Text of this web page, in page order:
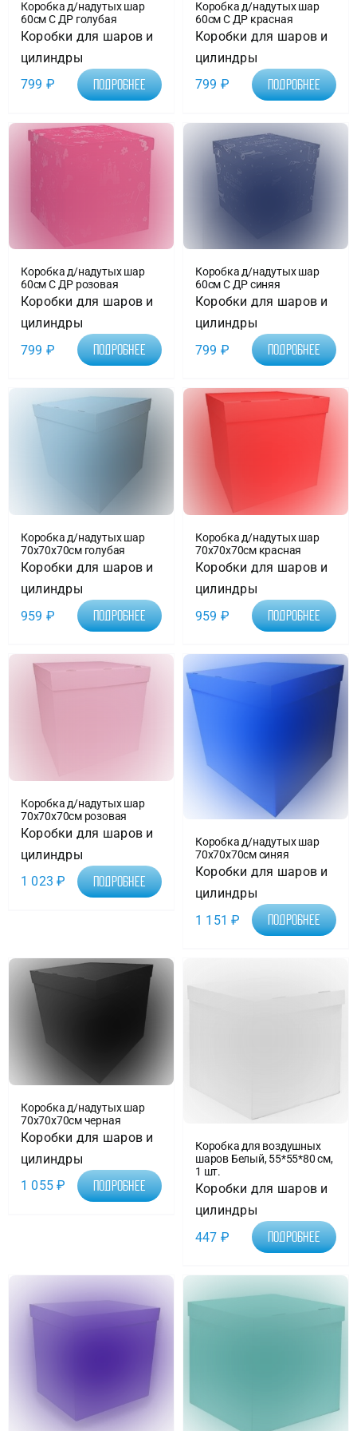
Коробка д/надутых шар
60см С ДР голубая
Коробки для шаров и
цилиндры
799 ₽ Подробнее
Коробка д/надутых шар
60см С ДР красная
Коробки для шаров и
цилиндры
799 ₽ Подробнее
Коробка д/надутых шар
60см С ДР розовая
Коробки для шаров и
цилиндры
799 ₽ Подробнее
Коробка д/надутых шар
60см С ДР синяя
Коробки для шаров и
цилиндры
799 ₽ Подробнее
Коробка д/надутых шар
70х70х70см голубая
Коробки для шаров и
цилиндры
959 ₽ Подробнее
Коробка д/надутых шар
70х70х70см красная
Коробки для шаров и
цилиндры
959 ₽ Подробнее
Коробка д/надутых шар
70х70х70см розовая
Коробки для шаров и
цилиндры
1 023₽ Подробнее
Коробка д/надутых шар
70х70х70см синяя
Коробки для шаров и
цилиндры
1 151₽ Подробнее
Коробка д/надутых шар
70х70х70см черная
Коробки для шаров и
цилиндры
1 055₽ Подробнее
Коробка для воздушных
шаров Белый, 55*55*80 см,
1 шт.
Коробки для шаров и
цилиндры
447 ₽ Подробнее